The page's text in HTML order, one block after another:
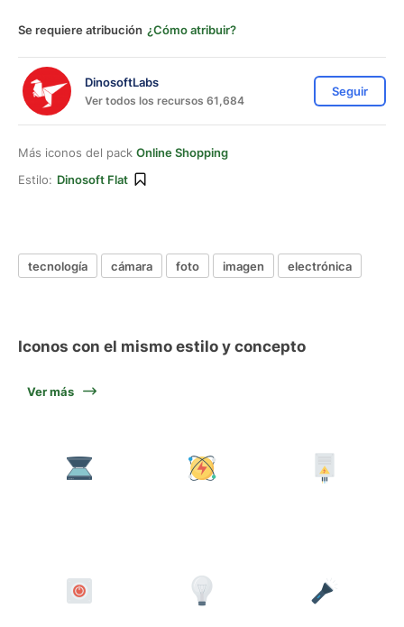
Se requiere atribución ¿Cómo atribuir?
DinosoftLabs
Ver todos los recursos 61,684
Seguir
Más iconos del pack Online Shopping
Estilo: Dinosoft Flat
tecnología cámara foto imagen electrónica
Iconos con el mismo estilo y concepto
Ver más